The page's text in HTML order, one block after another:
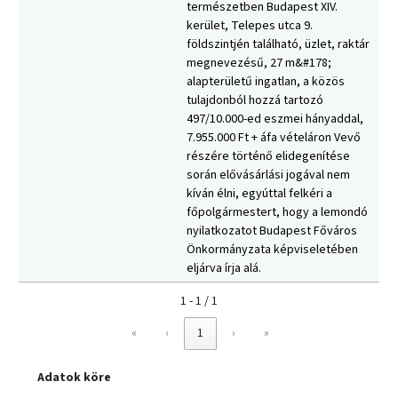
természetben Budapest XIV.
kerület, Telepes utca 9.
földszintjén található, üzlet, raktár
megnevezésű, 27 m&#178;
alapterületű ingatlan, a közös
tulajdonból hozzá tartozó
497/10.000-ed eszmei hányaddal,
7.955.000 Ft + áfa vételáron Vevő
részére történő elidegenítése
során elővásárlási jogával nem
kíván élni, egyúttal felkéri a
főpolgármestert, hogy a lemondó
nyilatkozatot Budapest Főváros
Önkormányzata képviseletében
eljárva írja alá.
1 - 1 / 1
«
‹ 1 › »
Adatok köre